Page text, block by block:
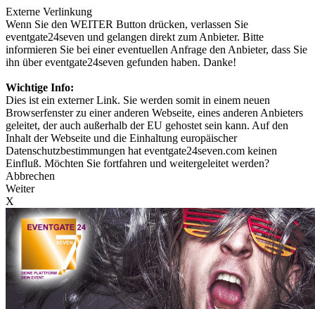
Externe Verlinkung
Wenn Sie den WEITER Button drücken, verlassen Sie
eventgate24seven und gelangen direkt zum Anbieter. Bitte
informieren Sie bei einer eventuellen Anfrage den Anbieter, dass Sie
ihn über eventgate24seven gefunden haben. Danke!
Wichtige Info:
Dies ist ein externer Link. Sie werden somit in einem neuen
Browserfenster zu einer anderen Webseite, eines anderen Anbieters
geleitet, der auch außerhalb der EU gehostet sein kann. Auf den
Inhalt der Webseite und die Einhaltung europäischer
Datenschutzbestimmungen hat eventgate24seven.com keinen
Einfluß. Möchten Sie fortfahren und weitergeleitet werden?
Abbrechen
Weiter
X